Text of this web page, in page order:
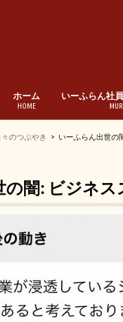
ホーム
HOME
いーふらん社
のつぶやき いーふらん出世の
の闇: ビジネ